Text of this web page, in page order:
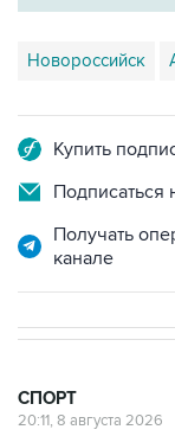
Новороссийск
Купить
Подписаться
Получать
канале
СПОРТ
20:11, 8 августа 2026